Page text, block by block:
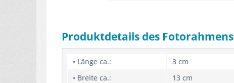
Produktdetails des Fotorahmens
• Länge ca.:
3 cm
• Breite ca.:
13 cm